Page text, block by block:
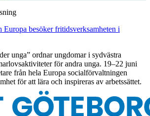
Europa besöker fritidsverksamheten i
unga” ordnar ungdomar i sydvästra
för andra unga. 19–22 juni
från hela Europa socialförvaltningen
för att lära och inspireras av arbetssättet.